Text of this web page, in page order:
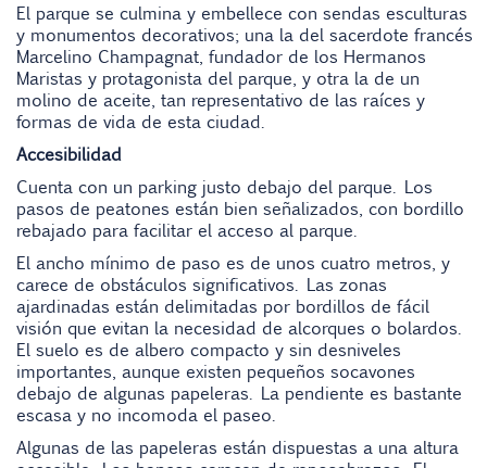
El parque se culmina y embellece con sendas esculturas
y monumentos decorativos; una la del sacerdote francés
Marcelino Champagnat, fundador de los Hermanos
Maristas y protagonista del parque, y otra la de un
molino de aceite, tan representativo de las raíces y
formas de vida de esta ciudad.
Accesibilidad
Cuenta con un parking justo debajo del parque. Los
pasos de peatones están bien señalizados, con bordillo
rebajado para facilitar el acceso al parque.
El ancho mínimo de paso es de unos cuatro metros, y
carece de obstáculos significativos. Las zonas
ajardinadas están delimitadas por bordillos de fácil
visión que evitan la necesidad de alcorques o bolardos.
El suelo es de albero compacto y sin desniveles
importantes, aunque existen pequeños socavones
debajo de algunas papeleras. La pendiente es bastante
escasa y no incomoda el paseo.
Algunas de las papeleras están dispuestas a una altura